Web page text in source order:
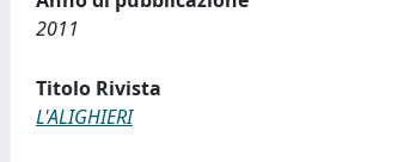
2011
Titolo Rivista
L'ALIGHIERI